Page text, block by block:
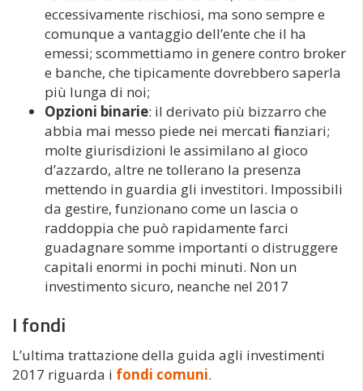
eccessivamente rischiosi, ma sono sempre e
comunque a vantaggio dell’ente che il ha
emessi; scommettiamo in genere contro broker
e banche, che tipicamente dovrebbero saperla
più lunga di noi;
Opzioni binarie: il derivato più bizzarro che
abbia mai messo piede nei mercati finanziari;
molte giurisdizioni le assimilano al gioco
d’azzardo, altre ne tollerano la presenza
mettendo in guardia gli investitori. Impossibili
da gestire, funzionano come un lascia o
raddoppia che può rapidamente farci
guadagnare somme importanti o distruggere
capitali enormi in pochi minuti. Non un
investimento sicuro, neanche nel 2017
I fondi
L’ultima trattazione della guida agli investimenti
2017 riguarda i fondi comuni.